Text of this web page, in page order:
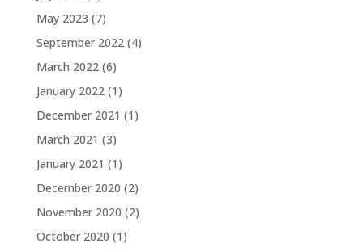
May 2023 (7)
September 2022(4)
March 2022(6)
January 2022(1)
December 2021 (1)
March 2021 (3)
January 2021 (1)
December 2020 (2)
November 2020 (2)
October 2020 (1)